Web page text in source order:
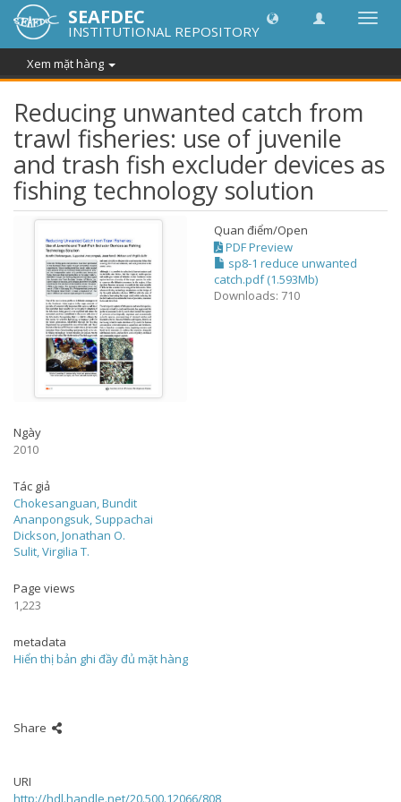
điều
thành
SEAFDEC
INSTITUTIONAL REPOSITORY
Xem mặt hàng
Reducing unwanted catch from
trawl fisheries: use of juvenile
and trash fish excluder devices as
fishing technology solution
Quan điểm/Open
PDF Preview
sp8-1 reduce unwanted
catch.pdf (1.593Mb)
Downloads: 710
Ngày
2010
Tác giả
Chokesanguan, Bundit
Ananpongsuk, Suppachai
Dickson, Jonathan O.
Sulit, Virgilia T.
Page views
1,223
metadata
Hiển thị bản ghi đầy đủ mặt hàng
Share
URI
http://hdl.handle.net/20.500.12066/808